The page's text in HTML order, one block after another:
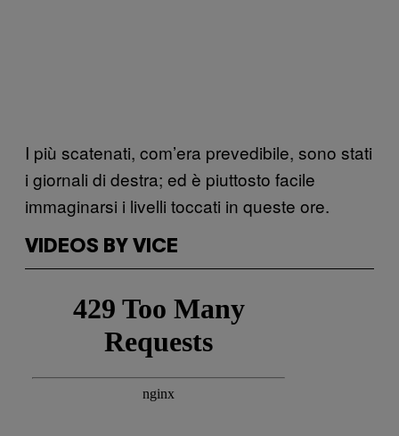
I più scatenati, com’era prevedibile, sono stati
i giornali di destra; ed è piuttosto facile
immaginarsi i livelli toccati in queste ore.
VIDEOS BY VICE